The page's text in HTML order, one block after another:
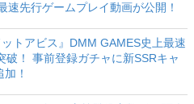
速先行ゲームプレイ動画が公開！
トアビス』DMM GAMES史上最速
破！ 事前登録ガチャに新SSRキャ
！